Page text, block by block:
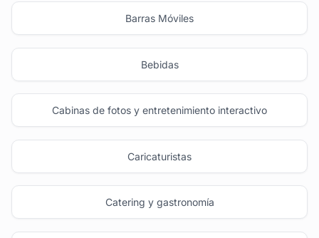
Barras Móviles
Bebidas
Cabinas de fotos y entretenimiento interactivo
Caricaturistas
Catering y gastronomía